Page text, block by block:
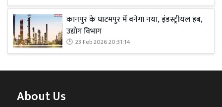
कानपुर के घाटमपुर में बनेगा नया, इंडस्ट्रीयल हब,
उद्योग विभाग
23 Feb 2026 20:31:14
About Us